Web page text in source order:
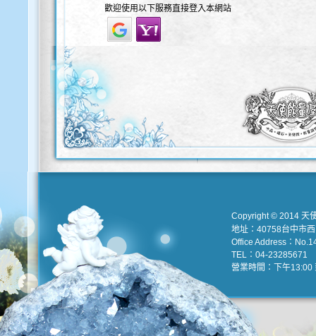
歡迎使用以下服務直接登入本網站
Copyright © 2014 天
地址：40758台中市
Office Address：
TEL：04-23285671
營業時間：下午13:00